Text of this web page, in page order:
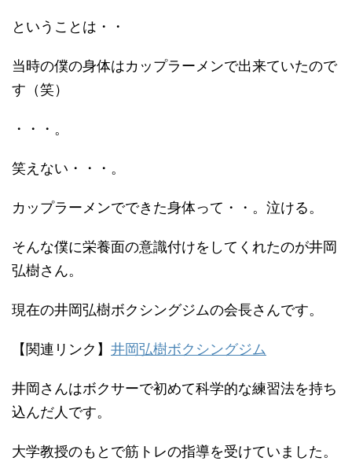
ということは・・
当時の僕の身体はカップラーメンで出来ていたので
す（笑）
・・・。
笑えない・・・。
カップラーメンでできた身体って・・。泣ける。
そんな僕に栄養面の意識付けをしてくれたのが井岡
弘樹さん。
現在の井岡弘樹ボクシングジムの会長さんです。
【関連リンク】 井岡弘樹ボクシングジム
井岡さんはボクサーで初めて科学的な練習法を持ち
込んだ人です。
大学教授のもとで筋トレの指導を受けていました。